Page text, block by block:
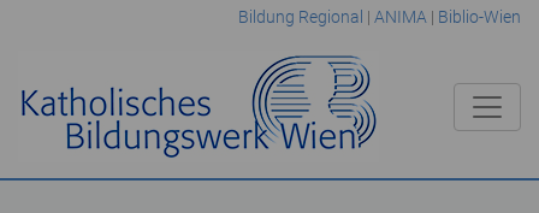
Bildung Regional | ANIMA | Biblio-Wien